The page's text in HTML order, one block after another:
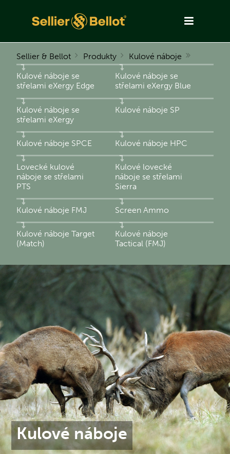
Sellier & Bellot Produkty Kulové náboje
Kulové náboje se
střelami eXergy Edge
Kulové náboje se
střelami eXergy Blue
Kulové náboje se
střelami eXergy
Kulové náboje SP
Kulové náboje SPCE Kulové náboje HPC
Lovecké kulové
náboje se střelami
PTS
Kulové lovecké
náboje se střelami
Sierra
Kulové náboje FMJ Screen Ammo
Kulové náboje Target
(Match)
Kulové náboje
Tactical (FMJ)
Kulové náboje